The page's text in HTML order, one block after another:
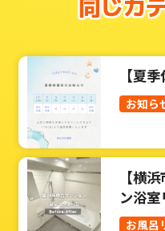
【夏
お知ら
【横
ン浴
お風呂